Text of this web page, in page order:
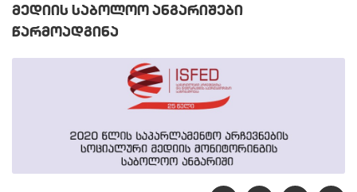
მედიის საბოლოო ანგარიშები
წარმოადგინა